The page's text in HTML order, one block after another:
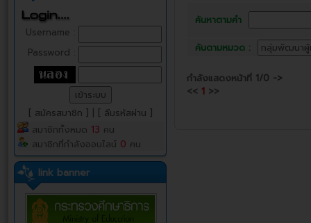
Username :
Password :
[ สมัครสมาชิก ]
[ ลืมรหัสผ่าน ]
สมาชิกทั้งหมด 13 คน
สมาชิกที่กำลังออนไลน์ 0 คน
link banner
ค้นหาตามคำ
ค้นตามหมวด :
กำลังแสดงหน้าที่ 1/0 ->
<< 1 >>